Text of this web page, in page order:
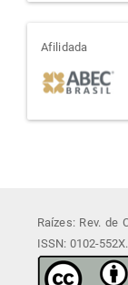
Afilidada
Raízes: Rev. de
ISSN: 0102-